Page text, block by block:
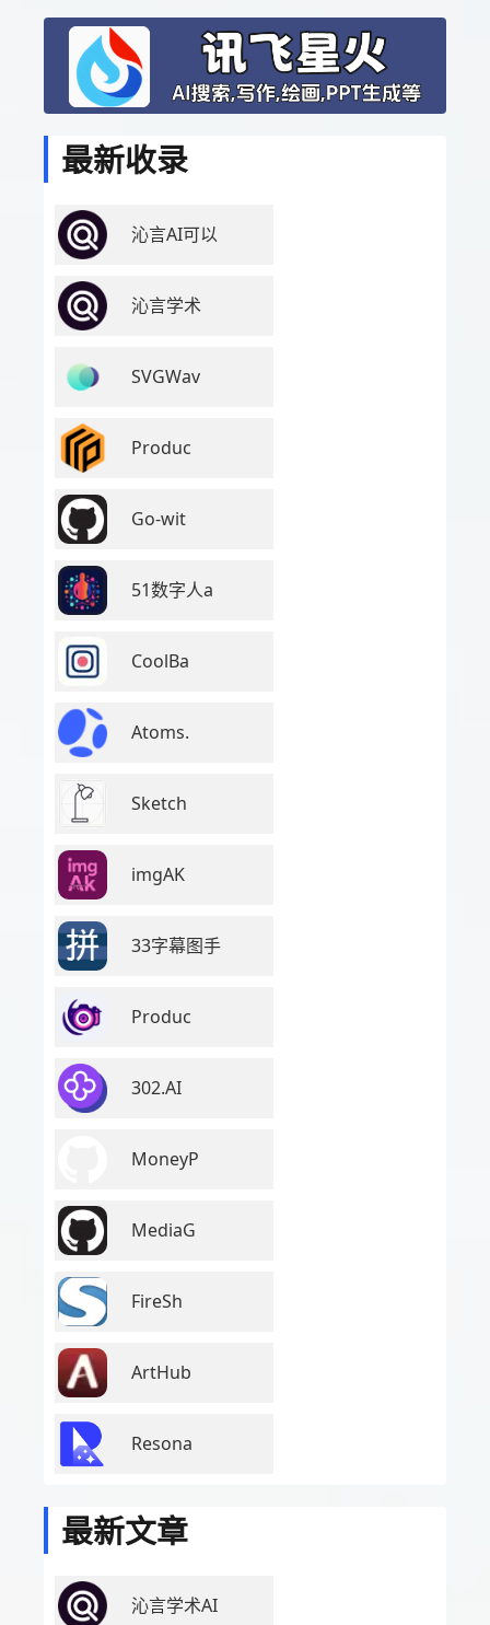
最新收录
沁言AI可以
沁言学术
SVGWav
Produc
Go-wit
51数字人a
CoolBa
Atoms.
Sketch
imgAK
33字幕图手
Produc
302.AI
MoneyP
MediaG
FireSh
ArtHub
Resona
最新文章
沁言学术AI